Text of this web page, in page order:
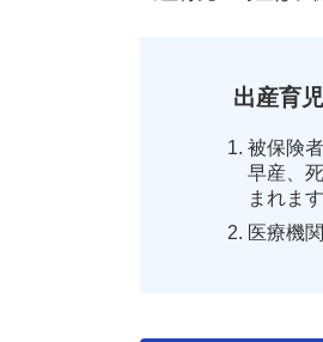
出産育
被保険
早産、
まれます
医療機